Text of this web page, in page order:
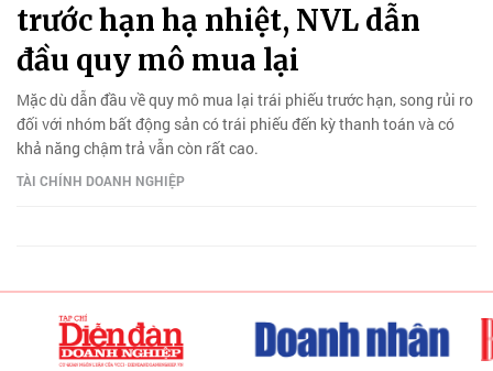
trước hạn hạ nhiệt, NVL dẫn
đầu quy mô mua lại
Mặc dù dẫn đầu về quy mô mua lại trái phiếu trước hạn, song rủi ro
đối với nhóm bất động sản có trái phiếu đến kỳ thanh toán và có
khả năng chậm trả vẫn còn rất cao.
TÀI CHÍNH DOANH NGHIỆP